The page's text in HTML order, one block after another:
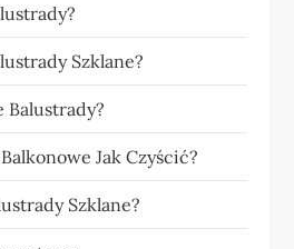
Szklane?
Balustrady?
Jak Czyścić?
Szklane?